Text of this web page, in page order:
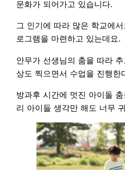
문화가 되어가고 있습니다.
그 인기에 따라 많은 학교에
로그램을 마련하고 있는데요.
안무가 선생님의 춤을 따라
상도 찍으면서 수업을 진행한
방과후 시간에 멋진 아이돌
리 아이들 생각만 해도 너무